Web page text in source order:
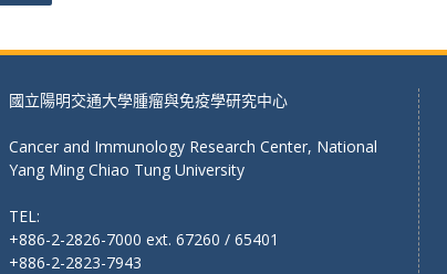
國立陽明交通大學腫瘤與免疫學研究中心
Cancer and Immunology Research Center, National
Yang Ming Chiao Tung University
TEL:
+886-2-2826-7000 ext. 67260 / 65401
+886-2-2823-7943